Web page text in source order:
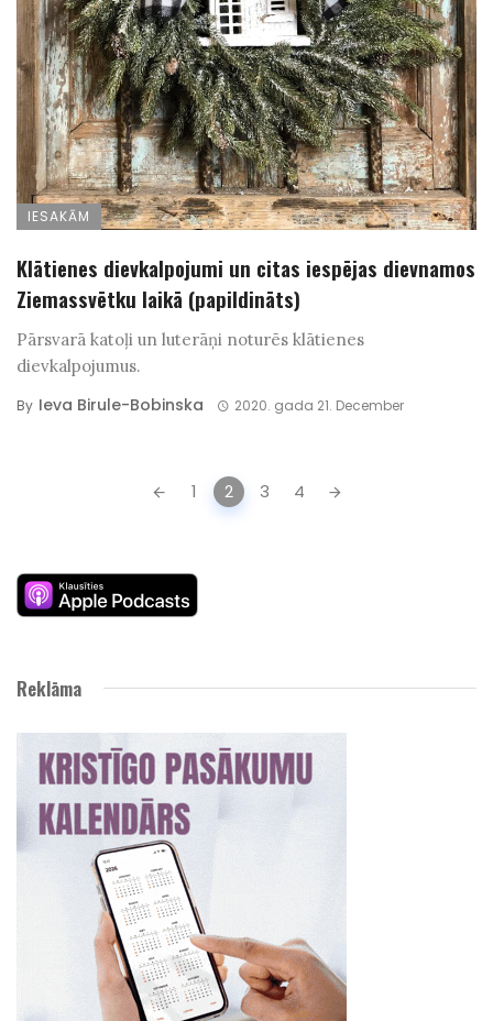
IESAKĀM
Klātienes dievkalpojumi un citas iespējas dievnamos
Ziemassvētku laikā (papildināts)
Pārsvarā katoļi un luterāņi noturēs klātienes
dievkalpojumus.
By Ieva Birule-Bobinska 2020. gada 21. December
1 2 3 4
Reklāma